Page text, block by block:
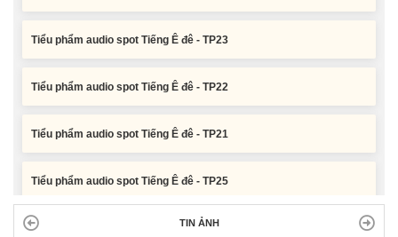
Tiểu phẩm audio spot Tiếng Ê đê - TP23
Tiểu phẩm audio spot Tiếng Ê đê - TP22
Tiểu phẩm audio spot Tiếng Ê đê - TP21
Tiểu phẩm audio spot Tiếng Ê đê - TP25
TIN ẢNH